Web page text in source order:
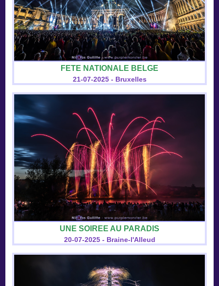
FETE NATIONALE BELGE
21-07-2025 - Bruxelles
UNE SOIREE AU PARADIS
20-07-2025 - Braine-l'Alleud